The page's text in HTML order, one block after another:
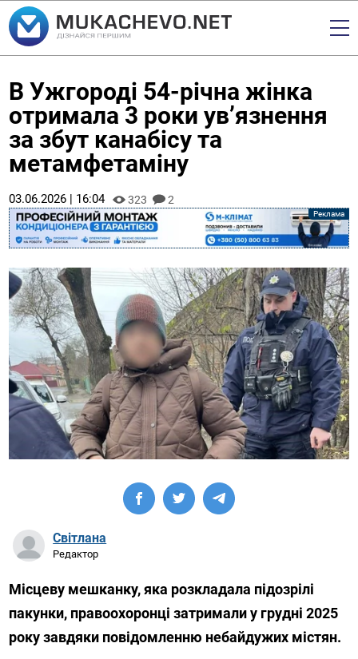
В Ужгороді 54-річна жінка
отримала 3 роки ув’язнення
за збут канабісу та
метамфетаміну
03.06.2026 | 16:04 323 2
Світлана
Редактор
Місцеву мешканку, яка розкладала підозрілі
пакунки, правоохоронці затримали у грудні 2025
року завдяки повідомленню небайдужих містян.